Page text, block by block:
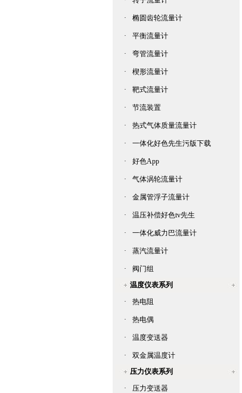
· 椭圆齿轮流量计
· 平衡流量计
· 弯管流量计
· 楔形流量计
· 靶式流量计
· 节流装置
· 热式气体质量流量计
· 一体化好色先生污版下载
· 好色App
· 气体涡轮流量计
· 金属管浮子流量计
· 温压补偿好色tv先生
· 一体化威力巴流量计
· 蒸汽流量计
·
阀门组
温度仪表系列
·
热电阻
· 热电偶
· 温度变送器
·
双金属温度计
压力仪表系列
·
压力变送器